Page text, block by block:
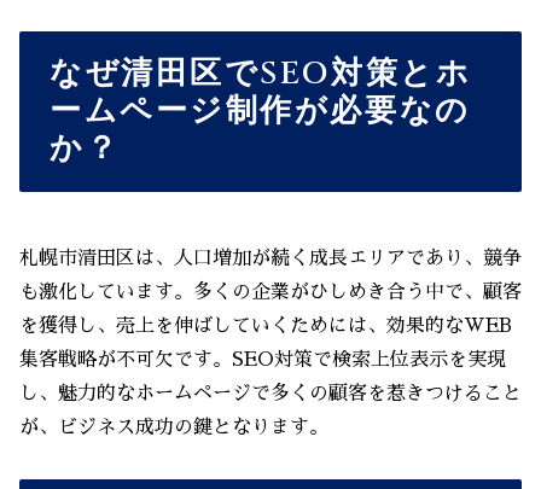
なぜ清田区でSEO対策とホ
ームページ制作が必要なの
か？
札幌市清田区は、人口増加が続く成長エリアであり、競争
も激化しています。多くの企業がひしめき合う中で、顧客
を獲得し、売上を伸ばしていくためには、効果的なWEB
集客戦略が不可欠です。SEO対策で検索上位表示を実現
し、魅力的なホームページで多くの顧客を惹きつけること
が、ビジネス成功の鍵となります。